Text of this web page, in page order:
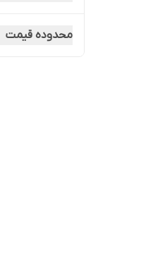
ام اچ پی
محدوده قیمت